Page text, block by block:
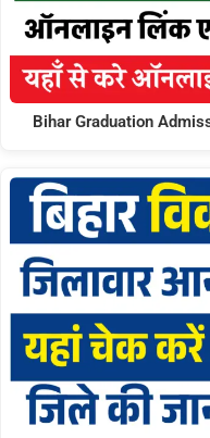
Bihar Graduation